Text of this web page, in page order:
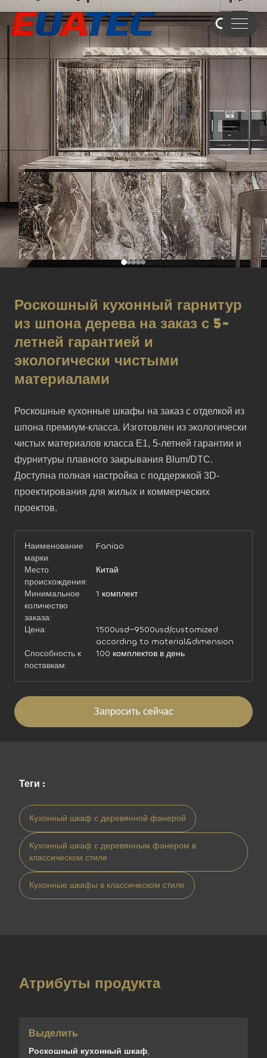
Роскошный кухонный гарнитур
из шпона дерева на заказ с 5-
летней гарантией и
экологически чистыми
материалами
Роскошные кухонные шкафы на заказ с отделкой из
шпона премиум-класса. Изготовлен из экологически
чистых материалов класса E1, 5-летней гарантии и
фурнитуры плавного закрывания Blum/DTC.
Доступна полная настройка с поддержкой 3D-
проектирования для жилых и коммерческих
проектов.
Наименование
марки:
Faniao
Место
происхождения:
Китай
Минимальное
количество
заказа:
1 комплект
Цена:
1500usd~9500usd/customized
according to material&dimension
Способность к
поставкам:
100 комплектов в день
Запросить сейчас
Теги :
Кухонный шкаф с деревянной фанерой
Кухонный шкаф с деревянным фанером в
классическом стиле
Кухонные шкафы в классическом стиле
Атрибуты продукта
Выделить
Роскошный кухонный шкаф,